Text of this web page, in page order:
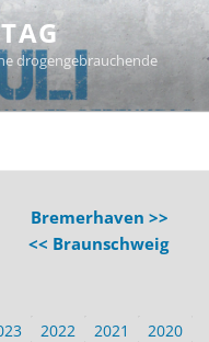
drogengebrauchende
Bremerhaven >>
<< Braunschweig
2022 2021 2020